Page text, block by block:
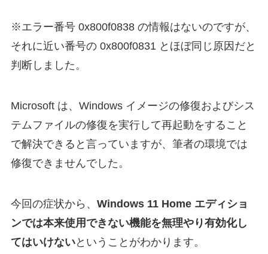
※エラー番号 0x800f0838 の情報はないのですが、
それに近い番号の 0x800f0831 とほぼ同じ原因だと
判断しました。
Microsoft は、Windows イメージの修復およびシス
テムファイルの修復を実行して再起動をすること
で解決できると言っていますが、筆者の環境では
修復できませんでした。
今回の症状から、 Windows 11 Home エディショ
ンでは本来使用できない機能を無理やり有効化し
てはいけないということがわかります。